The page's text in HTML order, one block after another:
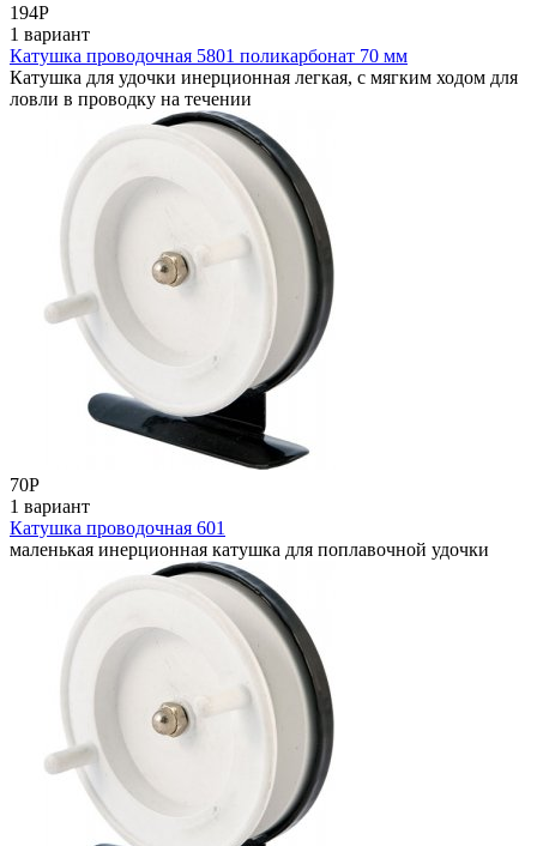
194Р
1 вариант
Катушка проводочная 5801 поликарбонат 70 мм
Катушка для удочки инерционная легкая, с мягким ходом для
ловли в проводку на течении
70Р
1 вариант
Катушка проводочная 601
маленькая инерционная катушка для поплавочной удочки